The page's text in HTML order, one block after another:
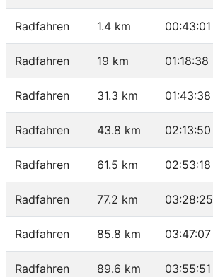
Radfahren 1.4 km 00:43:01
Radfahren 19 km 01:18:38
Radfahren 31.3 km 01:43:38
Radfahren 43.8 km 02:13:50
Radfahren 61.5 km 02:53:18
Radfahren 77.2 km 03:28:25
Radfahren 85.8 km 03:47:07
Radfahren 89.6 km 03:55:51